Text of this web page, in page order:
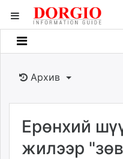
Мэдээллийн
Банк санхүү
Бизнес ААН
Төрийн
Нийслэлийн
Архив
Ерөнхий
жилээр